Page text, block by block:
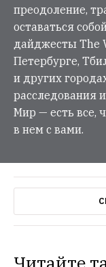
преодоление,
оставаться
дайджесты The
Петербурге,
и других
расследования
Мир — есть все,
в нем с вами.
Читайте